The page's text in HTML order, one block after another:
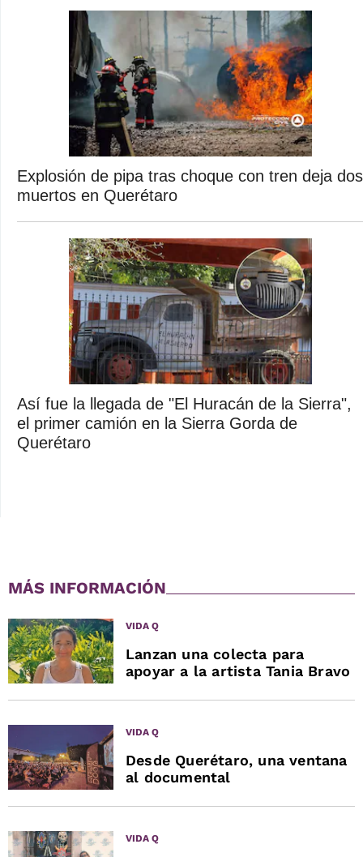
Explosión de pipa tras choque con tren deja dos
muertos en Querétaro
Así fue la llegada de "El Huracán de la Sierra",
el primer camión en la Sierra Gorda de
Querétaro
MÁS INFORMACIÓN
VIDA Q
Lanzan una colecta para
apoyar a la artista Tania Bravo
VIDA Q
Desde Querétaro, una ventana
al documental
VIDA Q